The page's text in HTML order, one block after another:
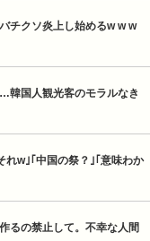
チクソ炎上し始めるw w w
韓国人観光客のモラルなき
れw｣｢中国の祭？｣｢意味わか
るの禁止して。不幸な人間